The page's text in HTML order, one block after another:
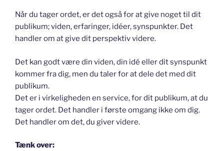
Når du tager ordet, er det også for at give noget til dit
publikum; viden, erfaringer, idéer, synspunkter. Det
handler om at give dit perspektiv videre.
Det kan godt være din viden, din idé eller dit synspunkt
kommer fra dig, men du taler for at dele det med dit
publikum.
Det er i virkeligheden en service, for dit publikum, at du
tager ordet. Det handler i første omgang ikke om dig.
Det handler om det, du giver videre.
Tænk over: